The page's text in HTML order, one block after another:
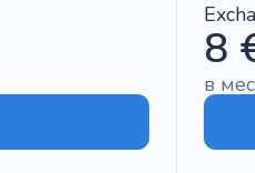
8
в